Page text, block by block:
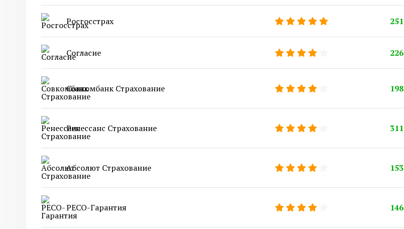
Росгосстрах 251
Согласие 226
Совкомбанк Страхование 198
Ренессанс Страхование 311
Абсолют Страхование 153
РЕСО-Гарантия 146